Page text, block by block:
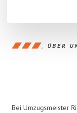
ÜBER
Bei Umzugsmeister